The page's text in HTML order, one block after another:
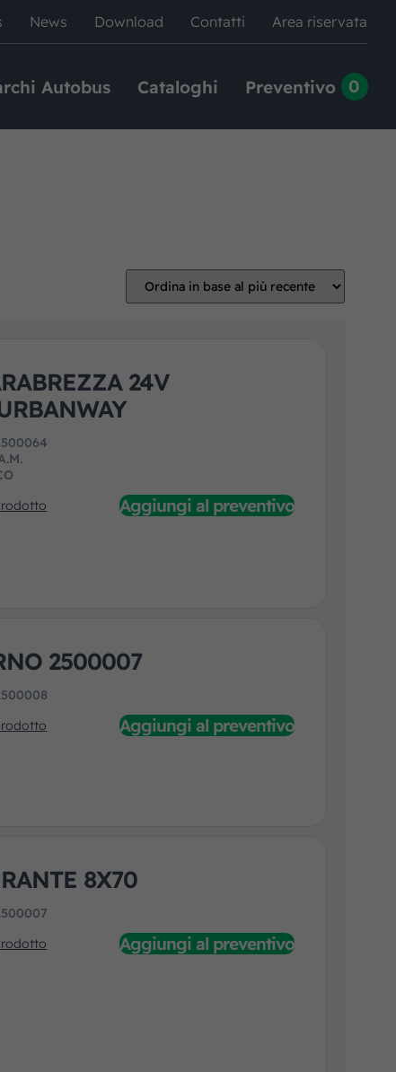
News Download Contatti Area riservata
Autobus Cataloghi Preventivo 0
24V
Aggiungi al preventivo
2500007
Aggiungi al preventivo
8X70
Aggiungi al preventivo